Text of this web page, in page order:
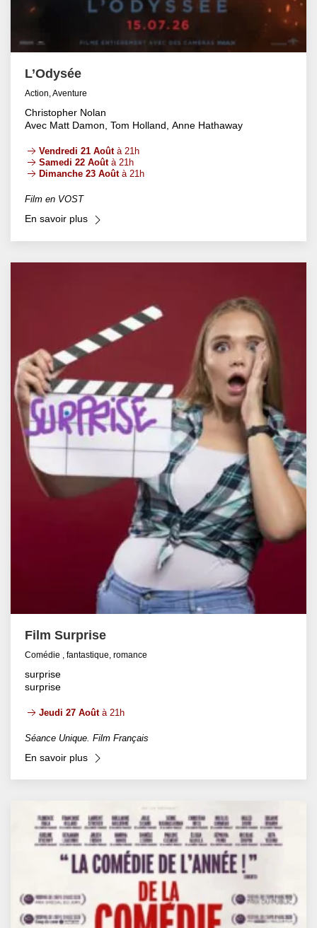
L’Odysée
Action, Aventure
Christopher Nolan
Avec Matt Damon, Tom Holland, Anne Hathaway
Vendredi 21 Aoûtà 21h
Samedi 22 Aoûtà 21h
Dimanche 23 Aoûtà 21h
Film en VOST
En savoir plus
Film Surprise
Comédie , fantastique, romance
surprise
surprise
Jeudi 27 Aoûtà 21h
Séance Unique. Film Français
En savoir plus